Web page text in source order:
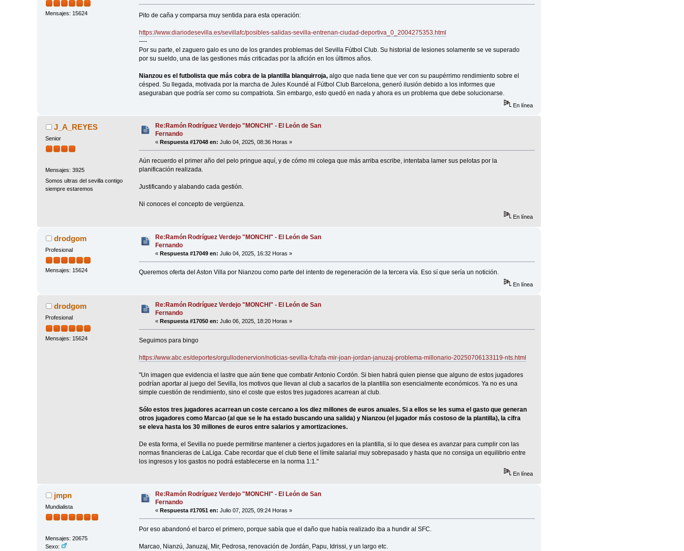
Mensajes: 15624 Pito de caña y comparsa muy sentida para esta operación:
https://www.diariodesevilla.es/sevillafc/posibles-salidas-sevilla-entrenan-ciudad-deportiva_0_2004275353.html
----
Por su parte, el zaguero galo es uno de los grandes problemas del Sevilla Fútbol Club. Su historial de lesiones solamente se ve superado
por su sueldo, una de las gestiones más criticadas por la afición en los últimos años.
Nianzou es el futbolista que más cobra de la plantilla blanquirroja, algo que nada tiene que ver con su paupérrimo rendimiento sobre el
césped. Su llegada, motivada por la marcha de Jules Koundé al Fútbol Club Barcelona, generó ilusión debido a los informes que
aseguraban que podría ser como su compatriota. Sin embargo, esto quedó en nada y ahora es un problema que debe solucionarse.
En línea
J_A_REYES
Senior
Mensajes: 3925
Somos ultras del sevilla contigo
siempre estaremos
Re:Ramón Rodríguez Verdejo "MONCHI" - El León de San
Fernando
«Respuesta #17048 en: Julio 04, 2025, 08:36 Horas »
Aún recuerdo el primer año del pelo pringue aquí, y de cómo mi colega que más arriba escribe, intentaba lamer sus pelotas por la
planificación realizada.
Justificando y alabando cada gestión.
Ni conoces el concepto de vergüenza.
En línea
drodgom
Profesional
Mensajes: 15624
Re:Ramón Rodríguez Verdejo "MONCHI" - El León de San
Fernando
«Respuesta #17049 en: Julio 04, 2025, 16:32 Horas »
Queremos oferta del Aston Villa por Nianzou como parte del intento de regeneración de la tercera vía. Eso sí que sería un notición.
En línea
drodgom
Profesional
Mensajes: 15624
Re:Ramón Rodríguez Verdejo "MONCHI" - El León de San
Fernando
« Respuesta #17050 en: Julio 06, 2025, 18:20 Horas »
Seguimos para bingo
https://www.abc.es/deportes/orgullodenervion/noticias-sevilla-fc/rafa-mir-joan-jordan-januzaj-problema-millonario-20250706133119-nts.html
"Un imagen que evidencia el lastre que aún tiene que combatir Antonio Cordón. Si bien habrá quien piense que alguno de estos jugadores
podrían aportar al juego del Sevilla, los motivos que llevan al club a sacarlos de la plantilla son esencialmente económicos. Ya no es una
simple cuestión de rendimiento, sino el coste que estos tres jugadores acarrean al club.
Sólo estos tres jugadores acarrean un coste cercano a los diez millones de euros anuales. Si a ellos se les suma el gasto que generan
otros jugadores como Marcao (al que se le ha estado buscando una salida) y Nianzou (el jugador más costoso de la plantilla), la cifra
se eleva hasta los 30 millones de euros entre salarios y amortizaciones.
De esta forma, el Sevilla no puede permitirse mantener a ciertos jugadores en la plantilla, si lo que desea es avanzar para cumplir con las
normas financieras de LaLiga. Cabe recordar que el club tiene el límite salarial muy sobrepasado y hasta que no consiga un equilibrio entre
los ingresos y los gastos no podrá establecerse en la norma 1:1."
En línea
jmpn
Mundialista
Mensajes: 20675
Sexo:
Re:Ramón Rodríguez Verdejo "MONCHI" - El León de San
Fernando
«Respuesta #17051 en: Julio 07, 2025, 09:24 Horas »
Por eso abandonó el barco el primero, porque sabía que el daño que había realizado iba a hundir al SFC.
Marcao, Nianzú, Januzaj, Mir, Pedrosa, renovación de Jordán, Papu, Idrissi, y un largo etc.